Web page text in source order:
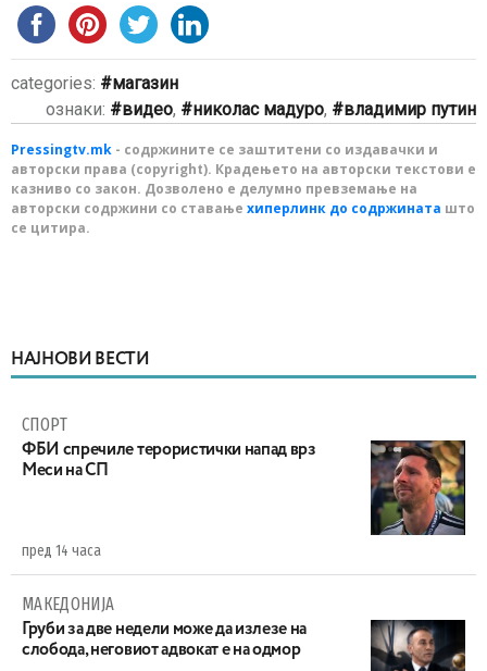
categories:
магазин
ознаки:
видео, николас мадуро, владимир путин
Pressingtv.mk - содржините се заштитени со издавачки и
авторски права (copyright). Крадењето на авторски текстови е
казниво со закон. Дозволено е делумно превземање на
авторски содржини со ставање хиперлинк до содржината што
се цитира.
НАЈНОВИ ВЕСТИ
СПОРТ
ФБИ спречиле терористички напад врз
Меси на СП
пред 14 часа
МАКЕДОНИЈА
Груби за две недели може да излезе на
слобода, неговиот адвокат е на одмор